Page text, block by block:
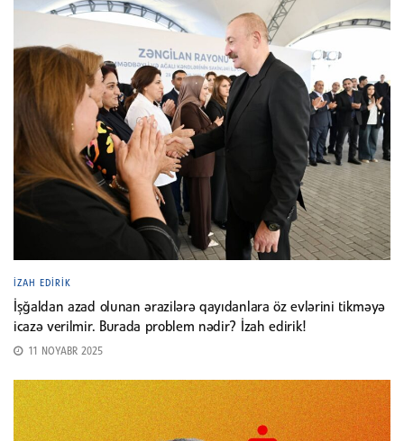
İZAH EDIRIK
İşğaldan azad olunan ərazilərə qayıdanlara öz evlərini tikməyə
icazə verilmir. Burada problem nədir? İzah edirik!
11 NOYABR 2025